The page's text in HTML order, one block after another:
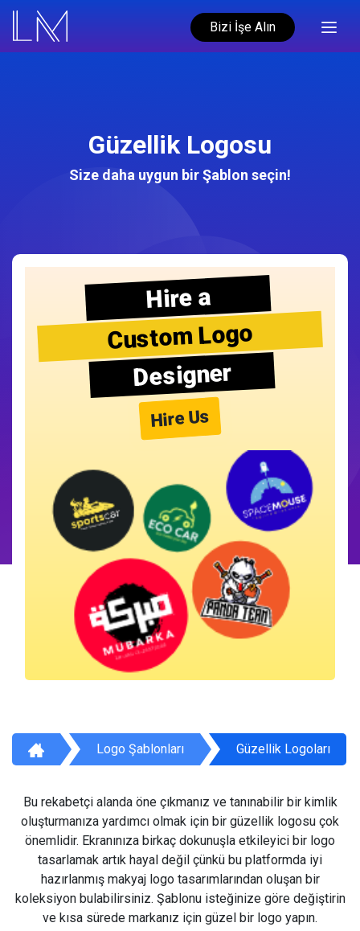
Bizi İşe Alın
Güzellik Logosu
Size daha uygun bir Şablon seçin!
Hire a
Custom Logo
Designer
Hire Us
Logo Şablonları Güzellik Logoları
Bu rekabetçi alanda öne çıkmanız ve tanınabilir bir kimlik
oluşturmanıza yardımcı olmak için bir güzellik logosu çok
önemlidir. Ekranınıza birkaç dokunuşla etkileyici bir logo
tasarlamak artık hayal değil çünkü bu platformda iyi
hazırlanmış makyaj logo tasarımlarından oluşan bir
koleksiyon bulabilirsiniz. Şablonu isteğinize göre değiştirin
ve kısa sürede markanız için güzel bir logo yapın.